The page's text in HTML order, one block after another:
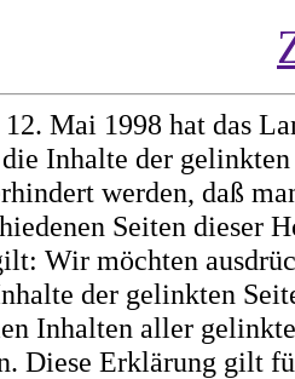
Mai 1998 hat das
Inhalte der
werden, daß
Seiten dieser
Wir möchten
der gelinkten
Inhalten aller
Diese Erklärung gilt